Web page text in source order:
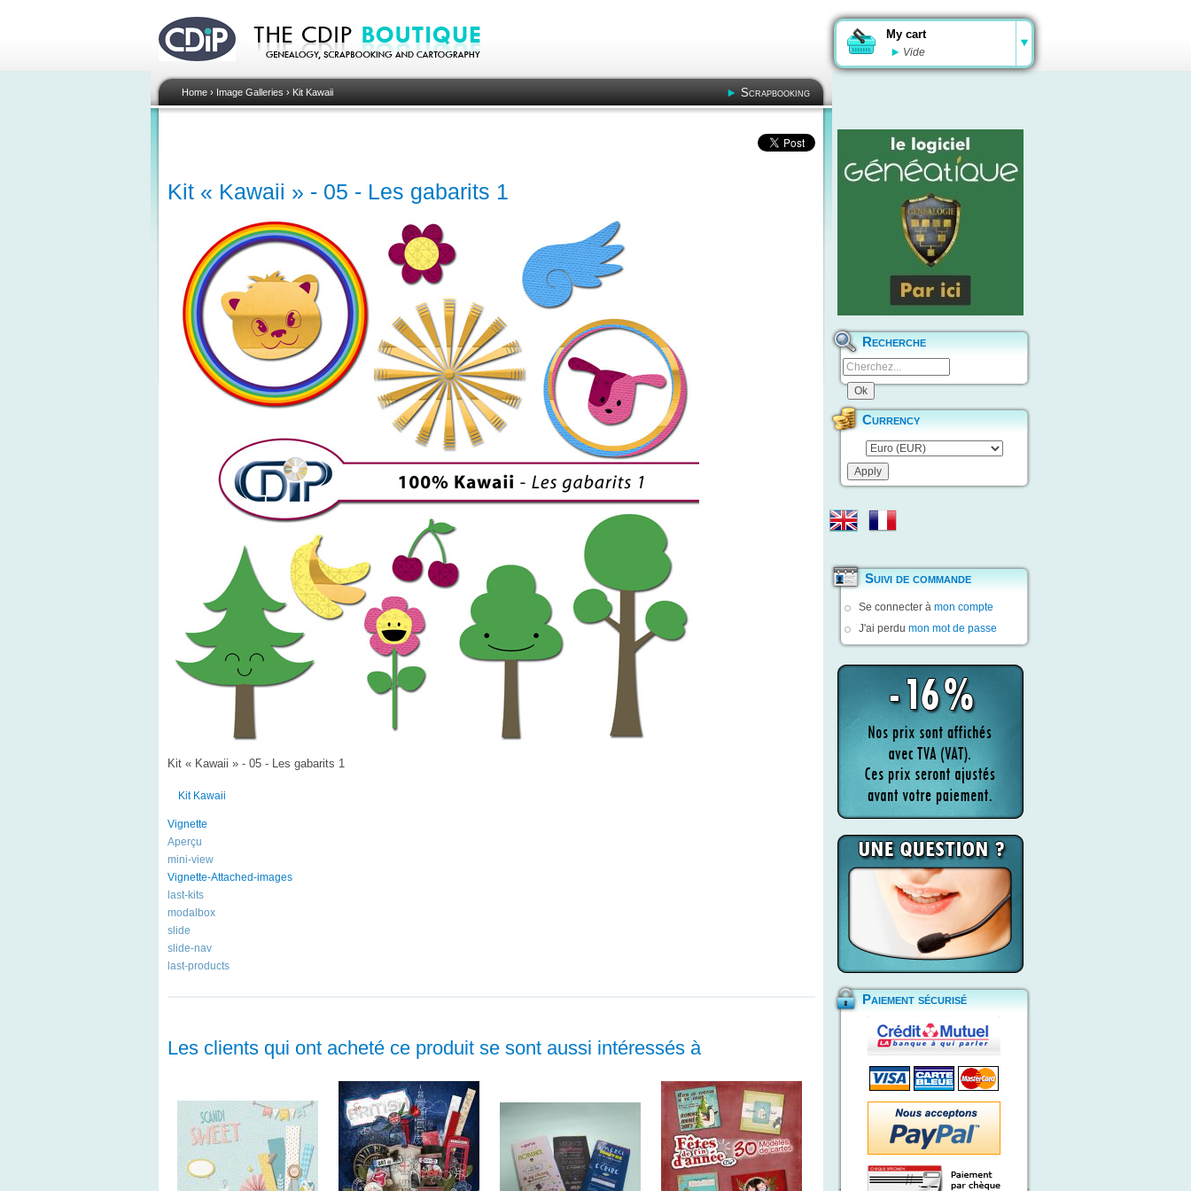
My cart
Vide
Home› Image Galleries › Kit Kawaii Scrapbooking
Kit « Kawaii » - 05 - Les gabarits 1
Kit « Kawaii » - 05 - Les gabarits 1
Kit Kawaii
Vignette
Aperçu
mini-view
Vignette-Attached-images
last-kits
modalbox
slide
slide-nav
last-products
Les clients qui ont acheté ce produit se sont aussi intéressés à
Recherche
Currency
Suivi de commande
Se connecter à mon compte
J'ai perdu mon mot de passe
Paiement sécurisé